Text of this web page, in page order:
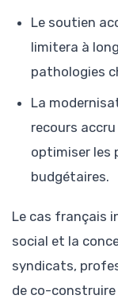
Le soutien
limitera à
pathologies
La
recours
optimiser les
budgétaires.
Le cas français
social et la
syndicats,
de co-